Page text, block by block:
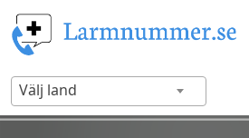
Välj land